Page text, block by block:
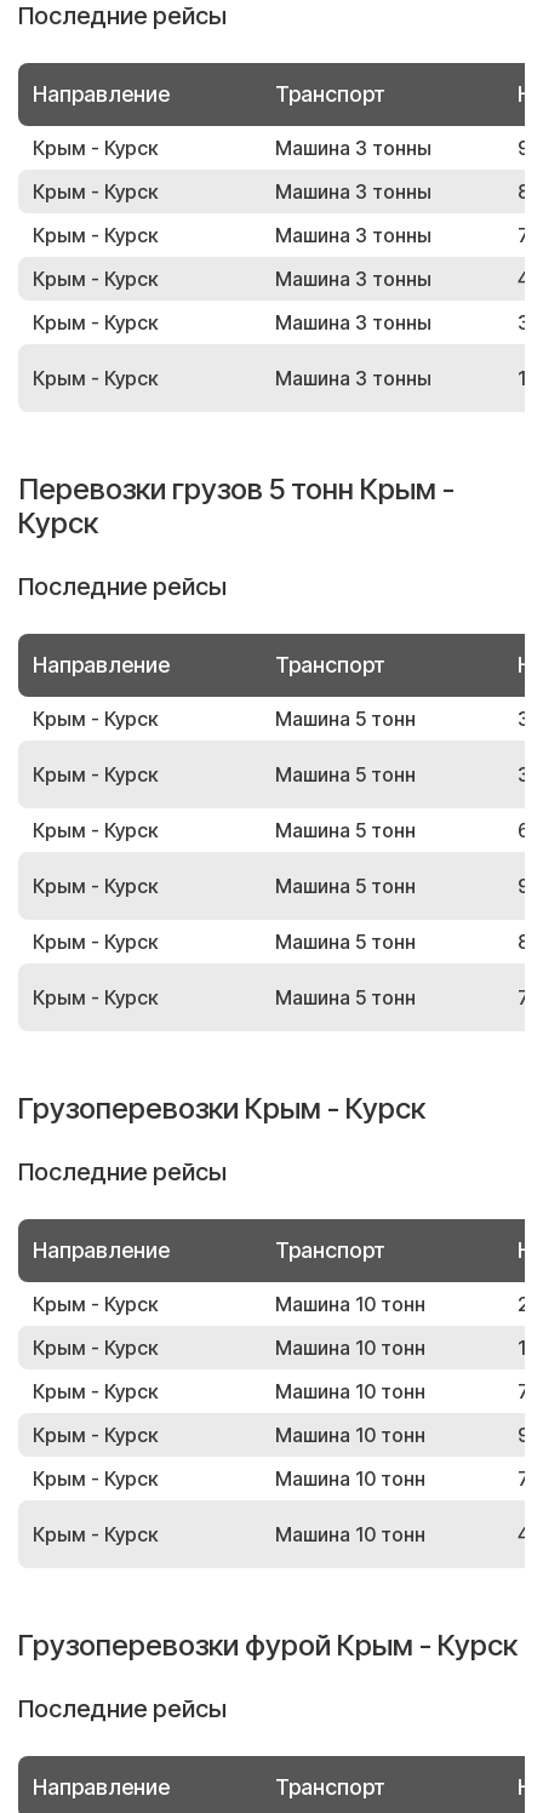
Последние рейсы
Направление Транспорт
Крым - Курск Машина 3 тонны
Крым - Курск
Машина 3 тонны
Крым - Курск
Машина 3 тонны
Крым - Курск
Машина 3 тонны
Крым - Курск
Машина 3 тонны
Крым - Курск Машина 3 тонны
Перевозки грузов 5 тонн Крым -
Курск
Последние рейсы
Направление Транспорт
Крым - Курск Машина 5 тонн
Крым - Курск Машина 5 тонн
Крым - Курск Машина 5 тонн
Крым - Курск Машина 5 тонн
Крым - Курск Машина 5 тонн
Крым - Курск Машина 5 тонн
Грузоперевозки Крым - Курск
Последние рейсы
Направление Транспорт
Крым - Курск Машина 10 тонн
Крым - Курск
Машина 10 тонн
Крым - Курск
Машина 10 тонн
Крым - Курск
Машина 10 тонн
Крым - Курск
Машина 10 тонн
Крым - Курск Машина 10 тонн
Грузоперевозки фурой Крым - Курск
Последние рейсы
Направление Транспорт